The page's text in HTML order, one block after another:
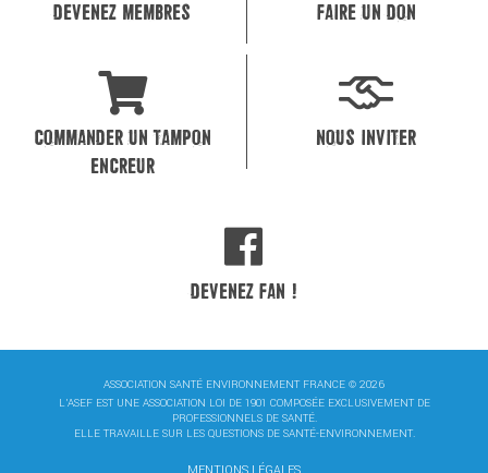
DEVENEZ MEMBRES FAIRE UN DON
COMMANDER UN TAMPON
ENCREUR
NOUS INVITER
DEVENEZ FAN !
ASSOCIATION SANTÉ ENVIRONNEMENT FRANCE © 2026
L'ASEF EST UNE ASSOCIATION LOI DE 1901 COMPOSÉE EXCLUSIVEMENT DE
PROFESSIONNELS DE SANTÉ.
ELLE TRAVAILLE SUR LES QUESTIONS DE SANTÉ-ENVIRONNEMENT.